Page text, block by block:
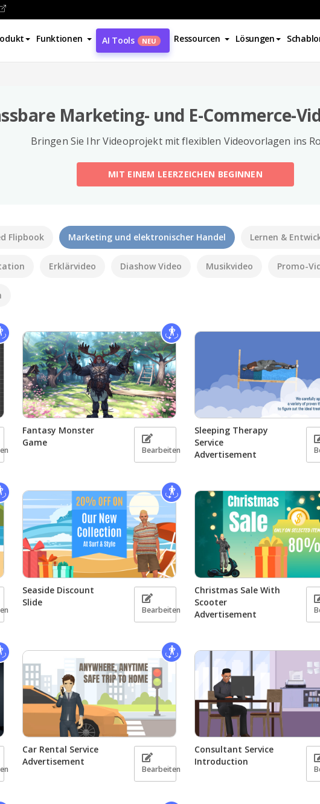
Funktionen AI Tools NEU Ressourcen Lösungen
Marketing- und E-Commerce-
Bringen Sie Ihr Videoprojekt mit flexiblen Videovorlagen ins
MIT EINEM LEERZEICHEN BEGINNEN
Flipbook Marketing und elektronischer Handel Lernen &
Erklärvideo Diashow Video Musikvideo Promo-
Fantasy Monster
Game
Bearbeiten
Sleeping Therapy
Service
Advertisement
Seaside Discount
Slide
Bearbeiten
Christmas Sale With
Scooter
Advertisement
Car Rental Service
Advertisement
Bearbeiten
Consultant Service
Introduction